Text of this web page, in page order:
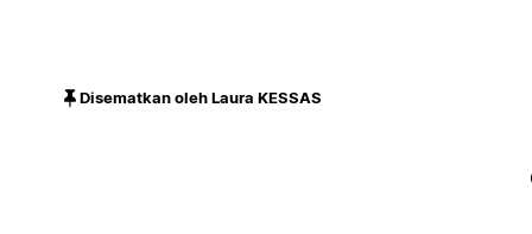
Disematkan oleh Laura KESSAS